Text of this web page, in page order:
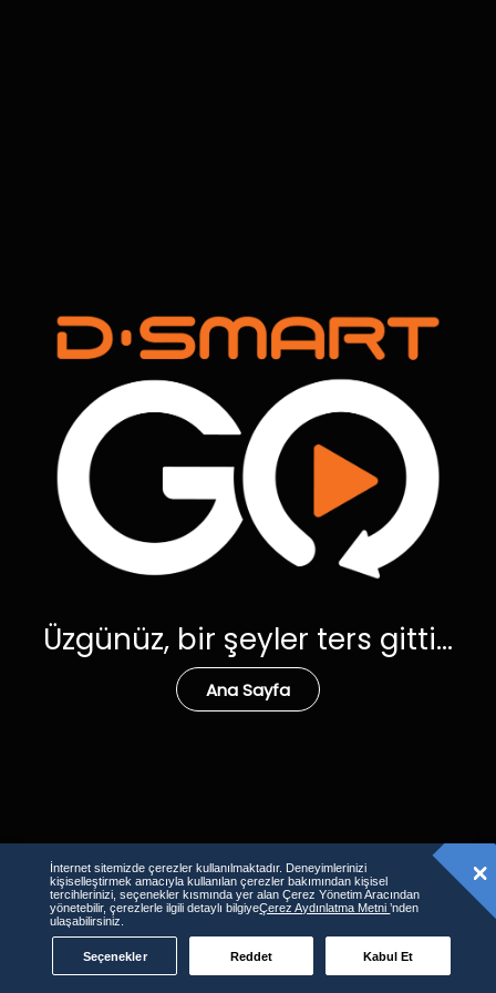
Üzgünüz, bir şeyler ters gitti...
Ana Sayfa
İnternet sitemizde çerezler kullanılmaktadır. Deneyimlerinizi
kişiselleştirmek amacıyla kullanılan çerezler bakımından kişisel
tercihlerinizi, seçenekler kısmında yer alan Çerez Yönetim Aracından
yönetebilir, çerezlerle ilgili detaylı bilgiyeÇerez Aydınlatma Metni’nden
ulaşabilirsiniz.
Seçenekler Reddet Kabul Et